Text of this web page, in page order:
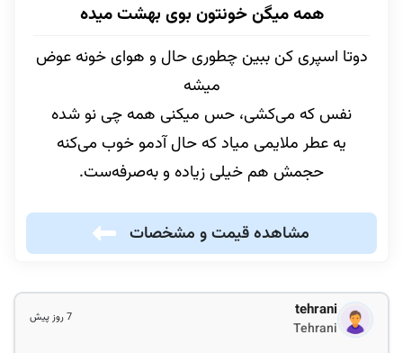
همه میگن خونتون بوی بهشت میده
دوتا اسپری کن ببین چطوری حال و هوای خونه عوض
میشه
نفس که می‌کشی، حس میکنی همه چی نو شده
یه عطر ملایمی میاد که حال آدمو خوب می‌کنه
حجمش هم خیلی زیاده و به‌صرفه‌ست.
مشاهده قیمت و مشخصات
tehrani
Tehrani
7 روز پیش